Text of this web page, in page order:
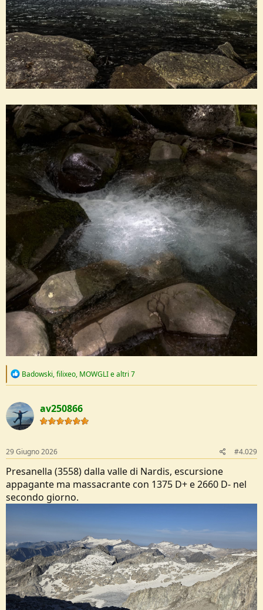
R
c
t
i
o
s
:
Badowski,filixeo, MOWGLIe altri 7
av250866
29 Giugno 2026 #4.029
Presanella (3558) dalla valle di Nardis, escursione
appagante ma massacrante con 1375 D+ e 2660 D- nel
secondo giorno.